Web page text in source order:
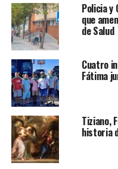
Policia y
que
de Salud
Cuatro
Fátima
Tiziano,
historia